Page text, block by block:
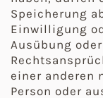
Speicherung
Einwilligung
Ausübung
einer anderen
Person oder